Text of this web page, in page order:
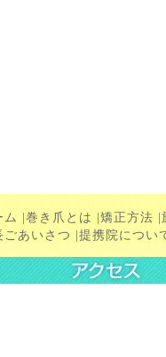
ム |巻き爪とは |矯正方法 |
ごあいさつ |提携院につい